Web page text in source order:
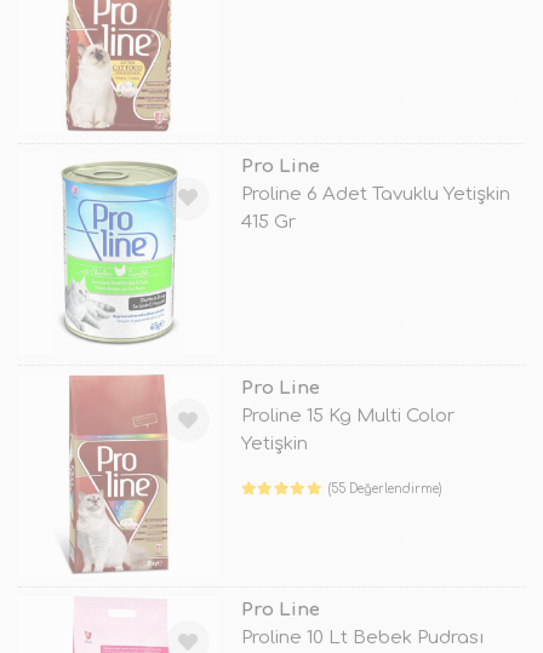
Pro Line
Proline 6 Adet Tavuklu Yetişkin
415 Gr
Pro Line
Proline 15 Kg Multi Color
Yetişkin
(55 Değerlendirme)
Pro Line
Proline 10 Lt Bebek Pudrası